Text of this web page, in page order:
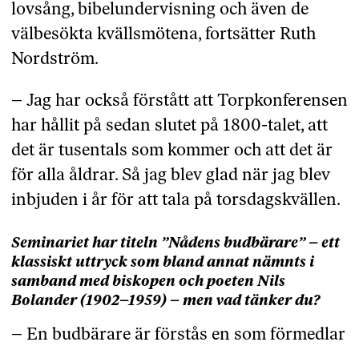
lovsång, bibelundervisning och även de
välbesökta kvällsmötena, fortsätter Ruth
Nordström.
– Jag har också förstått att Torpkonferensen
har hållit på sedan slutet på 1800-talet, att
det är tusentals som kommer och att det är
för alla åldrar. Så jag blev glad när jag blev
inbjuden i år för att tala på torsdagskvällen.
Seminariet har titeln ”Nådens budbärare” – ett
klassiskt uttryck som bland annat nämnts i
samband med biskopen och poeten Nils
Bolander (1902–1959) – men vad tänker du?
– En budbärare är förstås en som förmedlar